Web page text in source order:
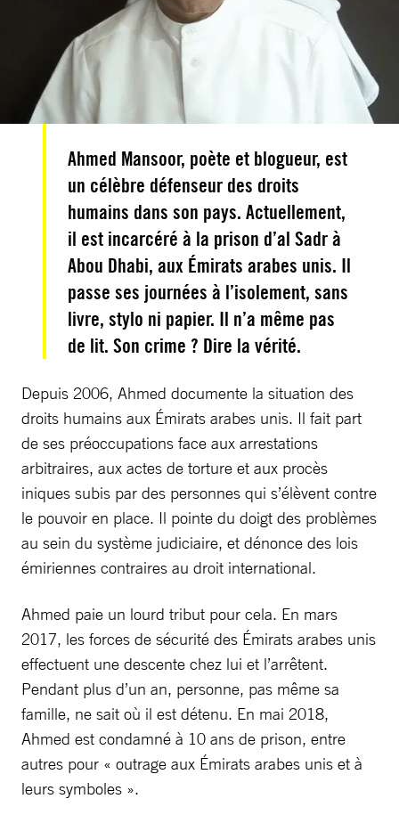
Ahmed Mansoor, poète et blogueur, est
un célèbre défenseur des droits
humains dans son pays. Actuellement,
il est incarcéré à la prison d’al Sadr à
Abou Dhabi, aux Émirats arabes unis. Il
passe ses journées à l’isolement, sans
livre, stylo ni papier. Il n’a même pas
de lit. Son crime ? Dire la vérité.
Depuis 2006, Ahmed documente la situation des
droits humains aux Émirats arabes unis. Il fait part
de ses préoccupations face aux arrestations
arbitraires, aux actes de torture et aux procès
iniques subis par des personnes qui s’élèvent contre
le pouvoir en place. Il pointe du doigt des problèmes
au sein du système judiciaire, et dénonce des lois
émiriennes contraires au droit international.
Ahmed paie un lourd tribut pour cela. En mars
2017, les forces de sécurité des Émirats arabes unis
effectuent une descente chez lui et l’arrêtent.
Pendant plus d’un an, personne, pas même sa
famille, ne sait où il est détenu. En mai 2018,
Ahmed est condamné à 10 ans de prison, entre
autres pour « outrage aux Émirats arabes unis et à
leurs symboles ».